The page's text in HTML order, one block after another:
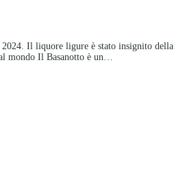
Il liquore ligure è stato insignito della
mondo Il Basanotto è un…